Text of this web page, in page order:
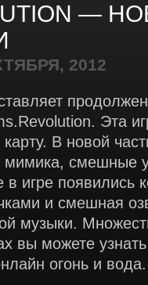
—
2012
Эта
В новой
мимика, смешные
в игре появились
и смешная
музыки.
вы можете
огонь и вода.